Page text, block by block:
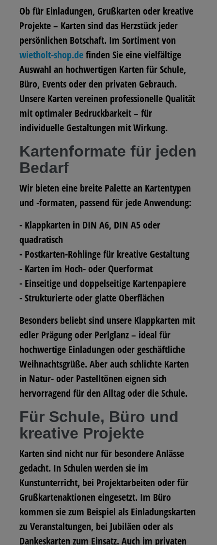
Ob für Einladungen, Grußkarten oder kreative
Projekte – Karten sind das Herzstück jeder
persönlichen Botschaft. Im Sortiment von
wietholt-shop.definden Sie eine vielfältige
Auswahl an hochwertigen Karten für Schule,
Büro, Events oder den privaten Gebrauch.
Unsere Karten vereinen professionelle Qualität
mit optimaler Bedruckbarkeit – für
individuelle Gestaltungen mit Wirkung.
Kartenformate für jeden
Bedarf
Wir bieten eine breite Palette an Kartentypen
und -formaten, passend für jede Anwendung:
- Klappkarten in DIN A6, DIN A5 oder
quadratisch
- Postkarten-Rohlinge für kreative Gestaltung
- Karten im Hoch- oder Querformat
- Einseitige und doppelseitige Kartenpapiere
- Strukturierte oder glatte Oberflächen
Besonders beliebt sind unsere Klappkarten mit
edler Prägung oder Perlglanz – ideal für
hochwertige Einladungen oder geschäftliche
Weihnachtsgrüße. Aber auch schlichte Karten
in Natur- oder Pastelltönen eignen sich
hervorragend für den Alltag oder die Schule.
Für Schule, Büro und
kreative Projekte
Karten sind nicht nur für besondere Anlässe
gedacht. In Schulen werden sie im
Kunstunterricht, bei Projektarbeiten oder für
Grußkartenaktionen eingesetzt. Im Büro
kommen sie zum Beispiel als Einladungskarten
zu Veranstaltungen, bei Jubiläen oder als
Dankeskarten zum Einsatz. Auch im privaten